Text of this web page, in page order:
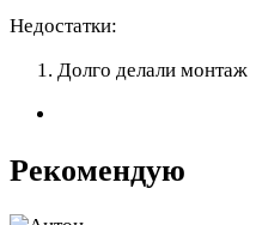
Недостатки:
Долго делали монтаж
Рекомендую